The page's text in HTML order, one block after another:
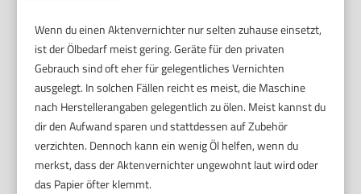
Wenn du einen Aktenvernichter nur selten zuhause einsetzt,
ist der Ölbedarf meist gering. Geräte für den privaten
Gebrauch sind oft eher für gelegentliches Vernichten
ausgelegt. In solchen Fällen reicht es meist, die Maschine
nach Herstellerangaben gelegentlich zu ölen. Meist kannst du
dir den Aufwand sparen und stattdessen auf Zubehör
verzichten. Dennoch kann ein wenig Öl helfen, wenn du
merkst, dass der Aktenvernichter ungewohnt laut wird oder
das Papier öfter klemmt.